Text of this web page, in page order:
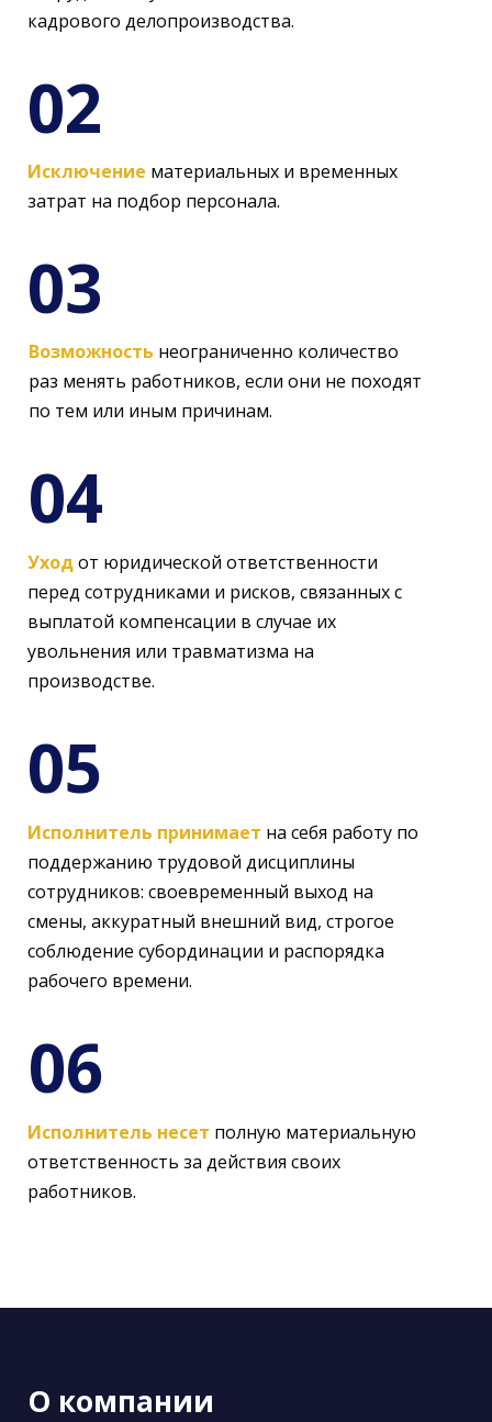
Исключение материальных и временных
затрат на подбор персонала.
Исполнитель несет полную материальную
ответственность за действия своих
работников.
Возможность неограниченно количество
раз менять работников, если они не походят
по тем или иным причинам.
Исполнитель принимает на себя работу по
поддержанию трудовой дисциплины
сотрудников: своевременный выход на
смены, аккуратный внешний вид, строгое
соблюдение субординации и распорядка
рабочего времени.
Уходот юридической ответственности
перед сотрудниками и рисков, связанных с
выплатой компенсации в случае их
увольнения или травматизма на
производстве.
кадрового делопроизводства.
06
04
05
03
02
О компании